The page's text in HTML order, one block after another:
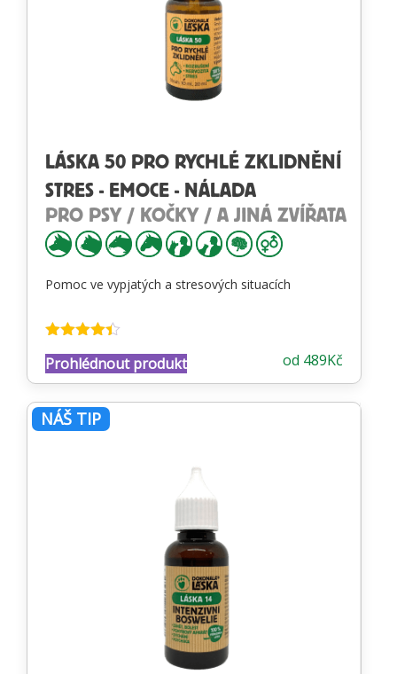
LÁSKA 50 PRO RYCHLÉ ZKLIDNĚNÍ
STRES - EMOCE - NÁLADA
PRO PSY / KOČKY / A JINÁ ZVÍŘATA
Pomoc ve vypjatých a stresových situacích
4.34z 5 od 489Kč
Prohlédnout produkt
NÁŠ TIP